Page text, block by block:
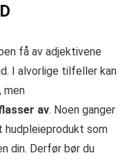
få av adjektivene
I alvorlige tilfeller kan
, men
av. Noen ganger
hudpleieprodukt som
din. Derfør bør du